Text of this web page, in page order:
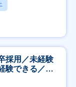
採用／未経験
験できる／研